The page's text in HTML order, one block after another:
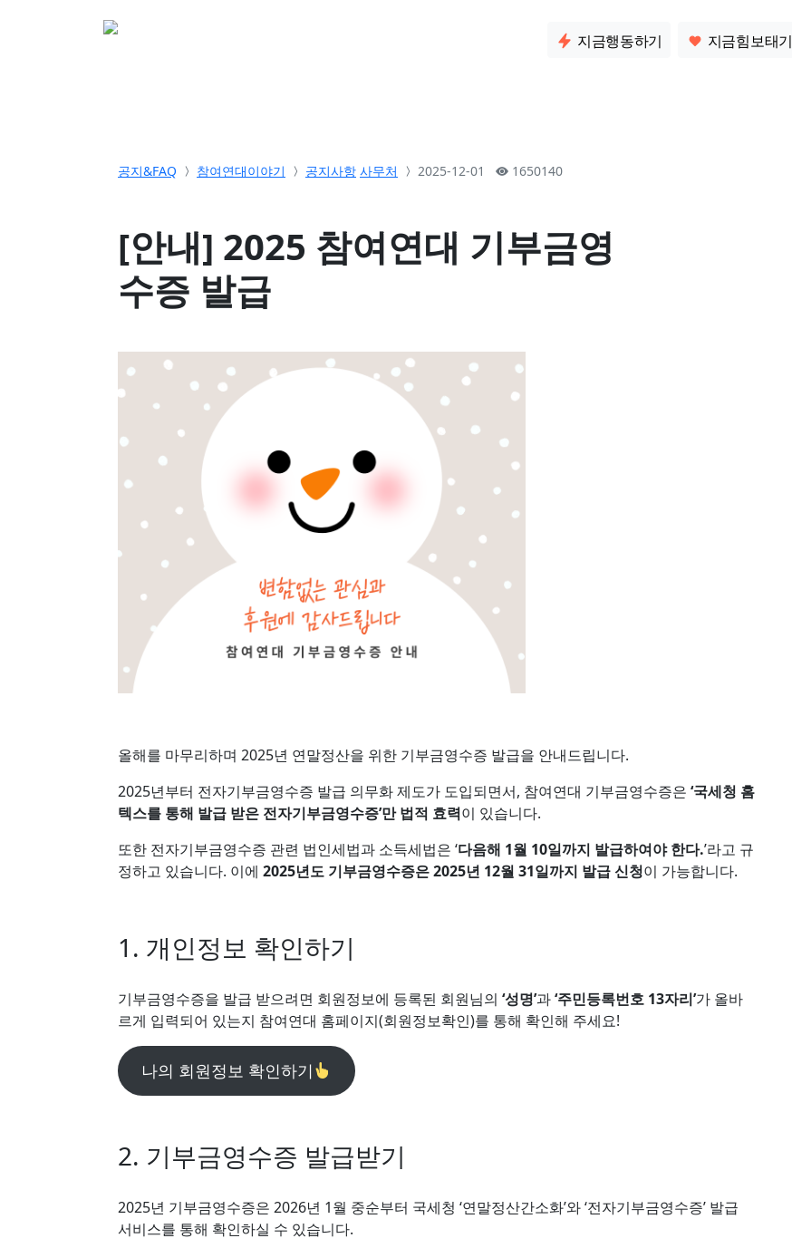
지금행동하기 지금힘보태기
공지&FAQ 참여연대이야기 공지사항 사무처 2025-12-01 1650140
[안내] 2025 참여연대 기부금영
수증 발급
올해를 마무리하며 2025년 연말정산을 위한 기부금영수증 발급을 안내드립니다.
2025년부터 전자기부금영수증 발급 의무화 제도가 도입되면서, 참여연대 기부금영수증은 ‘국세청 홈
텍스를 통해 발급 받은 전자기부금영수증’만 법적 효력이 있습니다.
또한 전자기부금영수증 관련 법인세법과 소득세법은 ‘다음해 1월 10일까지 발급하여야 한다.’라고 규
정하고 있습니다. 이에 2025년도 기부금영수증은 2025년 12월 31일까지 발급 신청이 가능합니다.
1. 개인정보 확인하기
기부금영수증을 발급 받으려면 회원정보에 등록된 회원님의 ‘성명’과‘주민등록번호 13자리’가 올바
르게 입력되어 있는지 참여연대 홈페이지(회원정보확인)를 통해 확인해 주세요!
나의 회원정보 확인하기
2. 기부금영수증 발급받기
2025년 기부금영수증은 2026년 1월 중순부터 국세청 ‘연말정산간소화’와 ‘전자기부금영수증’ 발급
서비스를 통해 확인하실 수 있습니다.